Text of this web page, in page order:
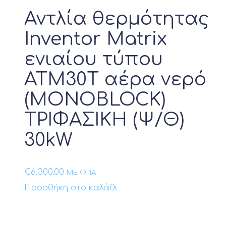
Αντλία θερμότητας
Inventor Matrix
ενιαίου τύπου
ATM30T αέρα νερό
(MONOBLOCK)
ΤΡΙΦΑΣΙΚΗ (Ψ/Θ)
30kW
€6,300.00 ΜΕ ΦΠΑ
Προσθήκη στο καλάθι